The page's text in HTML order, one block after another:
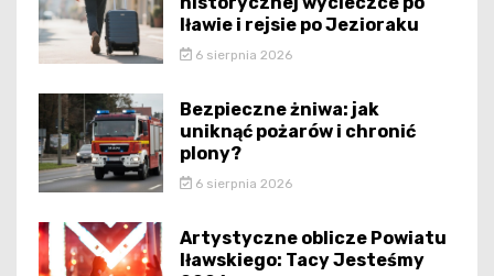
Iławie i rejsie po Jezioraku
6 sierpnia 2026
Bezpieczne żniwa: jak
uniknąć pożarów i chronić
plony?
6 sierpnia 2026
Artystyczne oblicze Powiatu
Iławskiego: Tacy Jesteśmy